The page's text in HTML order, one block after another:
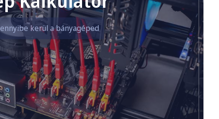
kerül a bányagéped